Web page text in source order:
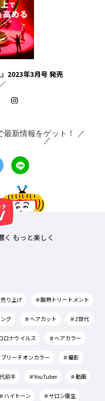
2023年3月号 発売
最新情報をゲット！ ／
く もっと楽しく
売り上げ ＃酸熱トリートメント
グ ＃ヘアカット ＃Z世代
ロナウイルス ＃ヘアカラー
ブリーチオンカラー ＃撮影
前半 ＃YouTuber ＃動画
＃ハイトーン ＃サロン衛生